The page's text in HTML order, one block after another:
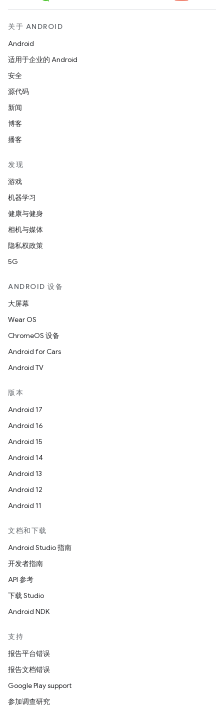
关于 ANDROID
Android
适用于企业的 Android
安全
源代码
新闻
博客
播客
发现
游戏
机器学习
健康与健身
相机与媒体
隐私权政策
5G
ANDROID 设备
大屏幕
Wear OS
ChromeOS 设备
Android for Cars
Android TV
版本
Android 17
Android 16
Android 15
Android 14
Android 13
Android 12
Android 11
文档和下载
Android Studio 指南
开发者指南
API 参考
下载 Studio
Android NDK
支持
报告平台错误
报告文档错误
Google Play support
参加调查研究